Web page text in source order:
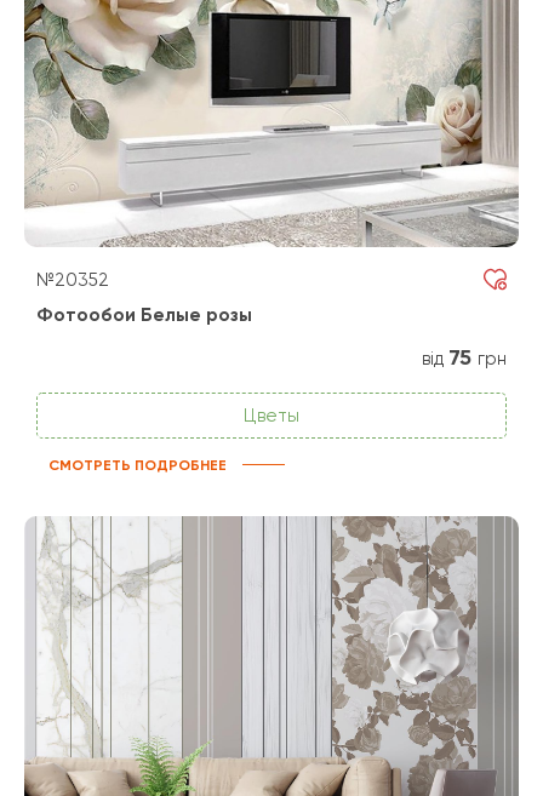
№20352
Фотообои Белые розы
від 75 грн
Цветы
СМОТРЕТЬ ПОДРОБНЕЕ